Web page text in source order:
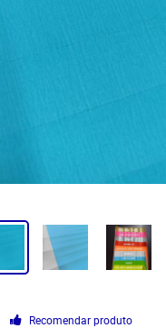
Recomendar produto